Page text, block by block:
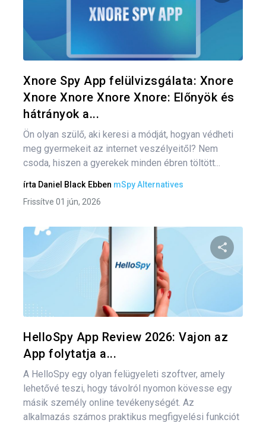
Oszd
Xnore Spy App felülvizsgálata: Xnore
Xnore Xnore Xnore Xnore: Előnyök és
hátrányok a...
Ön olyan szülő, aki keresi a módját, hogyan védheti
meg gyermekeit az internet veszélyeitől? Nem
csoda, hiszen a gyerekek minden ébren töltött...
írta Daniel Black Ebben mSpy Alternatives
Frissítve 01 jún, 2026
Oszd
HelloSpy App Review 2026: Vajon az
App folytatja a...
A HelloSpy egy olyan felügyeleti szoftver, amely
lehetővé teszi, hogy távolról nyomon kövesse egy
másik személy online tevékenységét. Az
alkalmazás számos praktikus megfigyelési funkciót